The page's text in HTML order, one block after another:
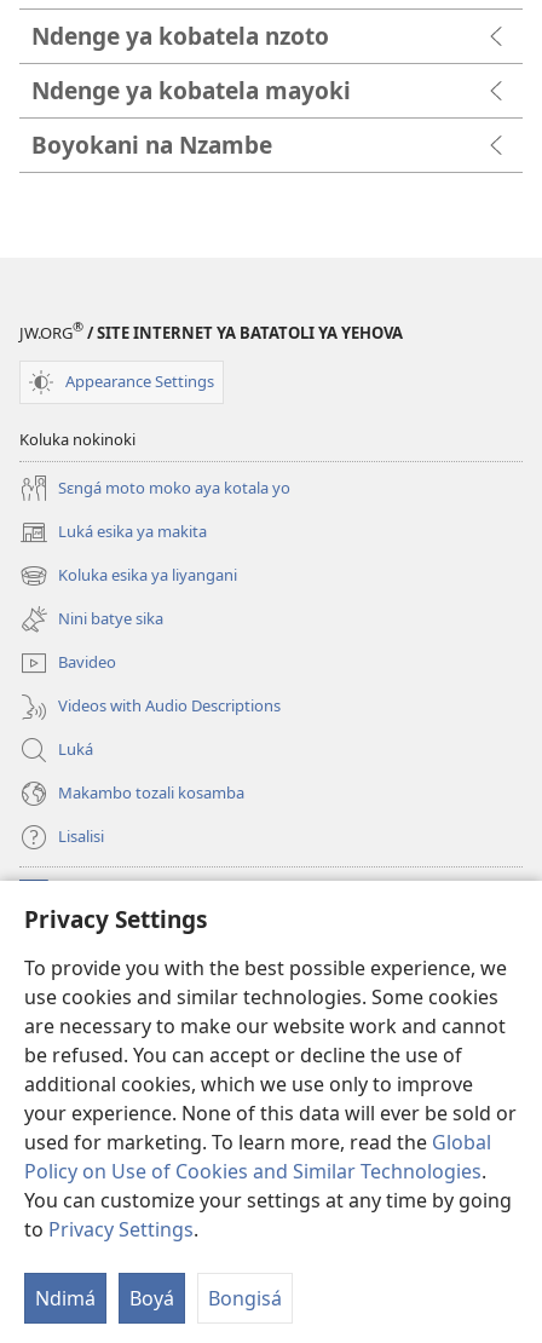
Privacy Settings
To provide you with the best possible experience, we
use cookies and similar technologies. Some cookies
are necessary to make our website work and cannot
be refused. You can accept or decline the use of
additional cookies, which we use only to improve
your experience. None of this data will ever be sold or
used for marketing. To learn more, read the Global
Policy on Use of Cookies and Similar Technologies.
You can customize your settings at any time by going
to Privacy Settings.
Ndimá Boyá Bongisá
Ndenge ya kobatela nzoto
Ndenge ya kobatela mayoki
Boyokani na Nzambe
JW.ORG® / SITE INTERNET YA BATATOLI YA YEHOVA
Appearance Settings
Koluka nokinoki
Sɛngá moto moko aya kotala yo
Luká esika ya makita
(fungolá
fenɛtrɛ
mosusu)
Koluka esika ya liyangani
(fungolá
fenɛtrɛ
mosusu)
Nini batye sika
Bavideo
Videos with Audio Descriptions
Luká
Makambo tozali kosamba
Lisalisi
(fungolá
fenɛtrɛ
Watchtower Mikanda oyo ezali na Internet
(fungolá
fenɛtrɛ
mosusu)JW Hub
(fungolá
fenɛtrɛ
mosusu)Programɛ JW Library ®
Copyright© 2026 Watch Tower Bible and Tract Society of Pennsylvania.
NDENGE YA KOSALELA|
|